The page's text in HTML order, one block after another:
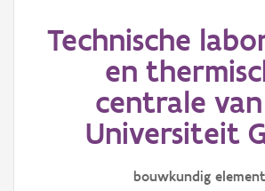
Erfgoedobject
Aanduidingsobject
Technische
en
centrale
Universiteit
bouwkundig element